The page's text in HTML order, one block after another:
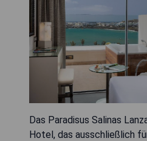
Das Paradisus Salinas
Hotel, das ausschließlich